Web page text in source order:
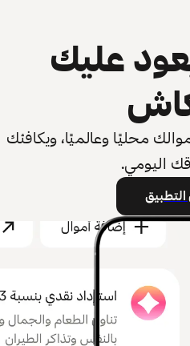
عليك
محليًا وعالميًا، ويكافئك
اليومي.